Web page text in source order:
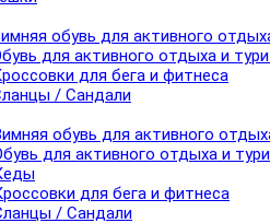
обувь для активного
для активного отдыха и
для бега и фитнеса
/ Сандали
обувь для активного
для активного отдыха и
для бега и фитнеса
/ Сандали